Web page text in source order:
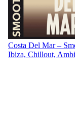
Costa Del Mar –
Ibiza, Chillout,